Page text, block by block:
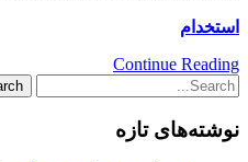
استخدام
Continue Reading
نوشته‌های تازه